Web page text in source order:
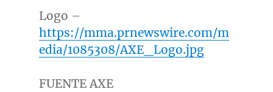
Logo –
https://mma.prnewswire.com/m
edia/1085308/AXE_Logo.jpg
FUENTE AXE